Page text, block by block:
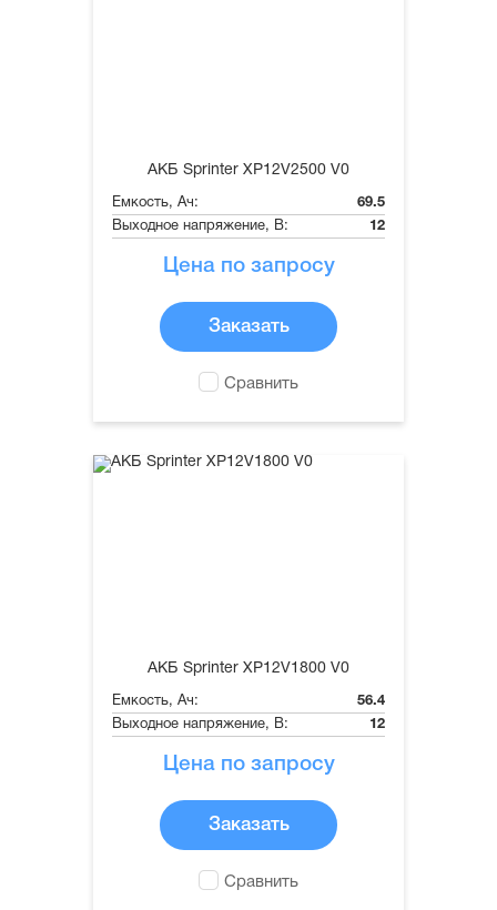
АКБ Sprinter XP12V2500 V0
Емкость, Ач:
69.5
Выходное напряжение, В:
12
Цена по запросу
Заказать
Сравнить
АКБ Sprinter XP12V1800 V0
Емкость, Ач:
56.4
Выходное напряжение, В:
12
Цена по запросу
Заказать
Сравнить